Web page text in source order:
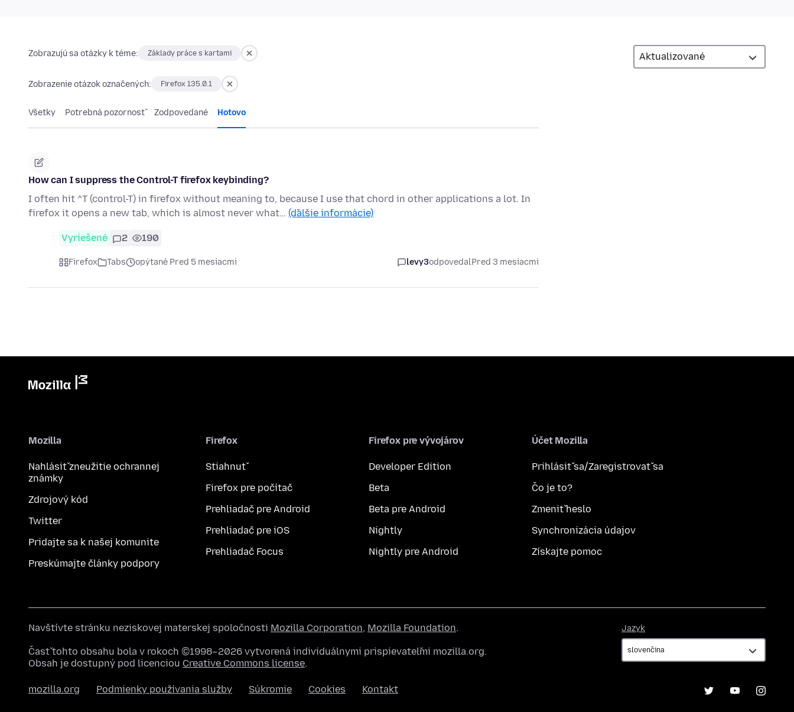
Zobrazujú sa otázky k téme: Základy práce s kartami
Zobrazenie otázok označených: Firefox 135.0.1
Všetky Potrebná pozornosť Zodpovedané Hotovo
How can I suppress the Control-T firefox keybinding?
I often hit ^T (control-T) in firefox without meaning to, because I use that chord in other applications a lot. In
firefox it opens a new tab, which is almost never what… (ďalšie informácie)
Vyriešené 2 190
Firefox Tabs opýtané Pred 5 mesiacmi levy3odpovedalPred 3 mesiacmi
Mozilla
Nahlásiť zneužitie ochrannej
známky
Zdrojový kód
Twitter
Pridajte sa k našej komunite
Preskúmajte články podpory
Firefox
Stiahnuť
Firefox pre počítač
Prehliadač pre Android
Prehliadač pre iOS
Prehliadač Focus
Firefox pre vývojárov
Developer Edition
Beta
Beta pre Android
Nightly
Nightly pre Android
Účet Mozilla
Prihlásiť sa/Zaregistrovať sa
Čo je to?
Zmeniť heslo
Synchronizácia údajov
Získajte pomoc
Jazyk
Navštívte stránku neziskovej materskej spoločnosti Mozilla Corporation, Mozilla Foundation.
Časť tohto obsahu bola v rokoch ©1998–2026 vytvorená individuálnymi prispievateľmi mozilla.org.
Obsah je dostupný pod licenciou Creative Commons license.
mozilla.org Podmienky používania služby Súkromie Cookies Kontakt